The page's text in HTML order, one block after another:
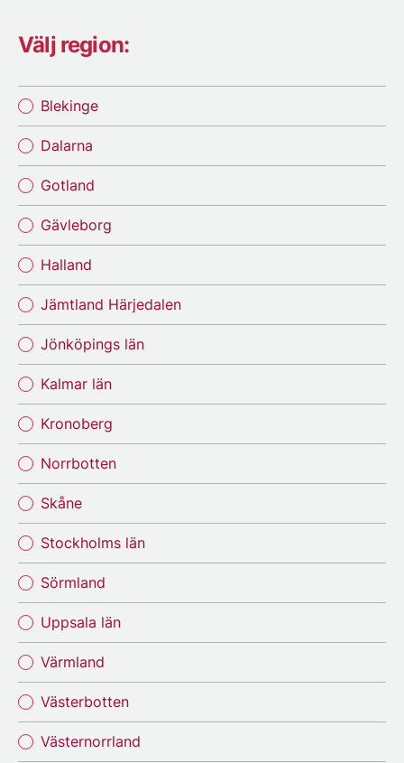
Välj region:
Blekinge
Dalarna
Gotland
Gävleborg
Halland
Jämtland Härjedalen
Jönköpings län
Kalmar län
Kronoberg
Norrbotten
Skåne
Stockholms län
Sörmland
Uppsala län
Värmland
Västerbotten
Västernorrland